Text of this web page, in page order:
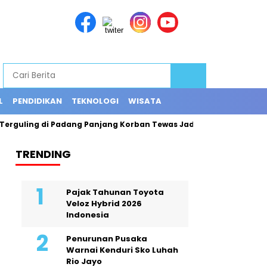
PENDIDIKAN TEKNOLOGI WISATA
di Padang Panjang Korban Tewas Jadi 12 Orang
TRENDING
Pajak Tahunan Toyota
Veloz Hybrid 2026
Indonesia
Penurunan Pusaka
Warnai Kenduri Sko Luhah
Rio Jayo